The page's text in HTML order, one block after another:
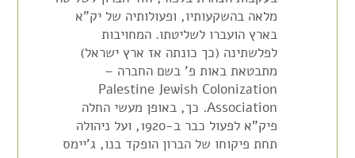
מלאה בהשקעותיו, ופעולותיה של יק"א
בארץ הועברו לשליטתו. המחויבות
לפלשתינה (כך כונתה אז ארץ ישראל)
מתבטאת באות פ' בשם החברה –
Palestine Jewish Colonization
Association. כך, באופן מעשי החלה
פיק"א לפעול כבר ב-1920, ועל ניהולה
תחת פיקוחו של הברון הופקד בנו, ג'יימס